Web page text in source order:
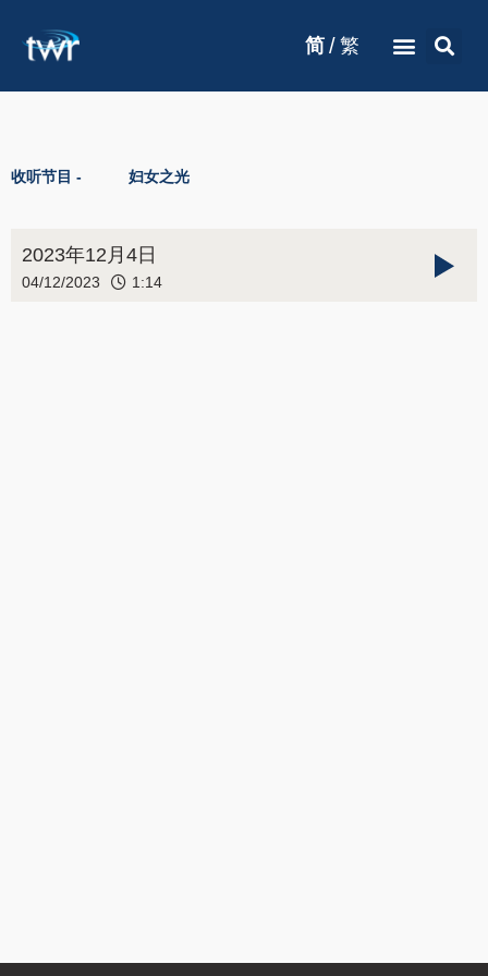
简 / 繁
收听节目 - 妇女之光
2023年12月4日
04/12/2023 1:14